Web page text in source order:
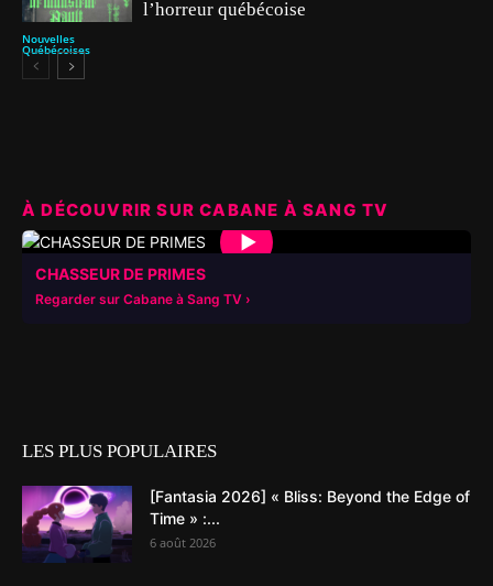
Nouvelles
Québécoises
l’horreur québécoise
À DÉCOUVRIR SUR CABANE À SANG TV
▶
CHASSEUR DE PRIMES
Regarder sur Cabane à Sang TV
LES PLUS POPULAIRES
[Fantasia 2026] « Bliss: Beyond the Edge of
Time » :...
6 août 2026